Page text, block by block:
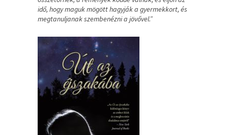
idő, hogy maguk mögött hagyják a gyermekkort, és
megtanuljanak szembenézni a jövővel.”